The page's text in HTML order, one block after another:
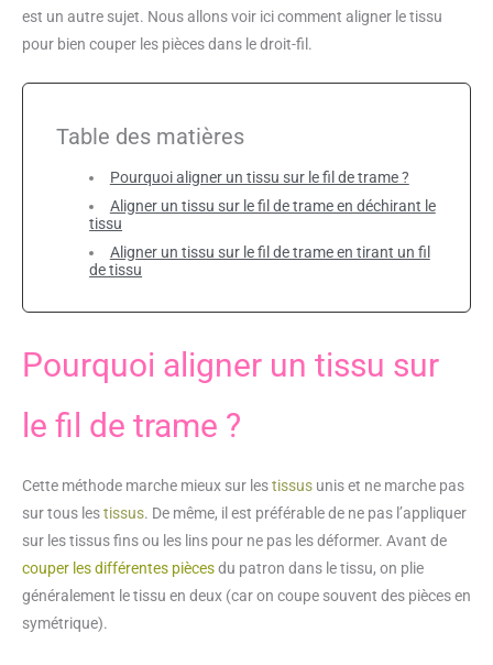
est un autre sujet. Nous allons voir ici comment aligner le tissu
pour bien couper les pièces dans le droit-fil.
Table des matières
Pourquoi aligner un tissu sur le fil de trame ?
Aligner un tissu sur le fil de trame en déchirant le
tissu
Aligner un tissu sur le fil de trame en tirant un fil
de tissu
Pourquoi aligner un tissu sur
le fil de trame ?
Cette méthode marche mieux sur lestissus unis et ne marche pas
sur tous lestissus. De même, il est préférable de ne pas l’appliquer
sur les tissus fins ou les lins pour ne pas les déformer. Avant de
couper les différentes piècesdu patron dans le tissu, on plie
généralement le tissu en deux (car on coupe souvent des pièces en
symétrique).